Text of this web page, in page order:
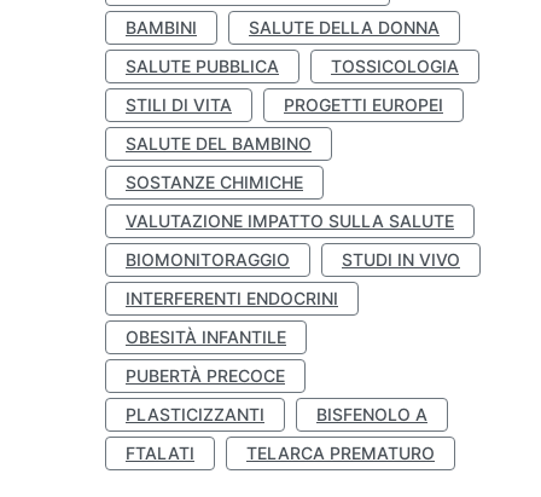
BAMBINI
SALUTE DELLA DONNA
SALUTE PUBBLICA
TOSSICOLOGIA
STILI DI VITA
PROGETTI EUROPEI
SALUTE DEL BAMBINO
SOSTANZE CHIMICHE
VALUTAZIONE IMPATTO SULLA SALUTE
BIOMONITORAGGIO
STUDI IN VIVO
INTERFERENTI ENDOCRINI
OBESITÀ INFANTILE
PUBERTÀ PRECOCE
PLASTICIZZANTI
BISFENOLO A
FTALATI
TELARCA PREMATURO